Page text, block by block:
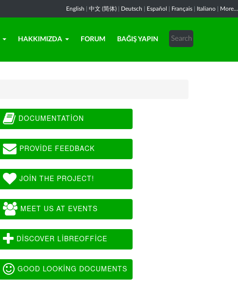
English 中文 (简体) Deutsch Español Français Italiano More...
HAKKIMIZDA FORUM BAĞIŞ YAPIN
DOCUMENTATION
PROVIDE FEEDBACK
JOIN THE PROJECT!
MEET US AT EVENTS
DISCOVER LIBREOFFICE
GOOD LOOKING DOCUMENTS